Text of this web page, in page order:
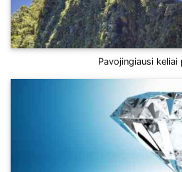
Pavojingiausi keliai